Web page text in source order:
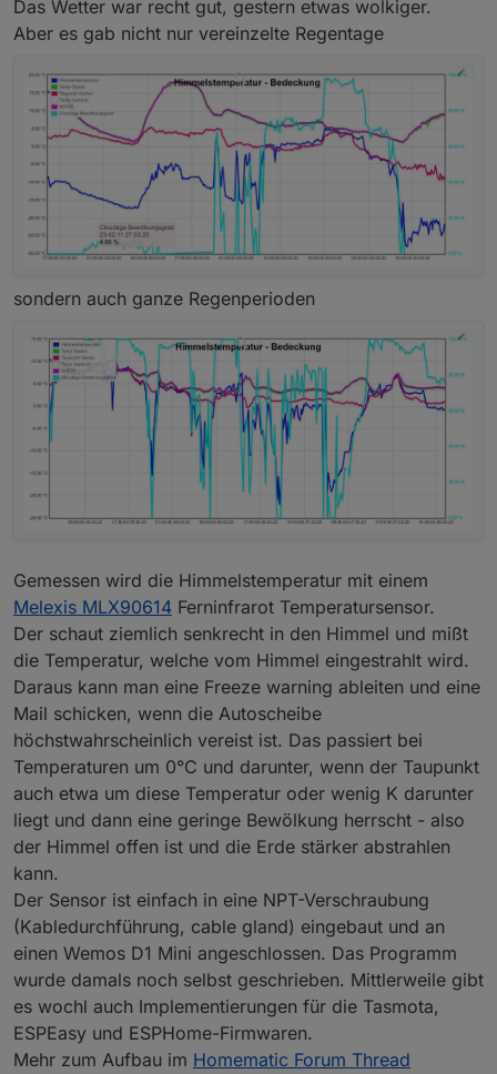
Das Wetter war recht gut, gestern etwas wolkiger.
Aber es gab nicht nur vereinzelte Regentage
sondern auch ganze Regenperioden
Gemessen wird die Himmelstemperatur mit einem
Melexis MLX90614 Ferninfrarot Temperatursensor.
Der schaut ziemlich senkrecht in den Himmel und mißt
die Temperatur, welche vom Himmel eingestrahlt wird.
Daraus kann man eine Freeze warning ableiten und eine
Mail schicken, wenn die Autoscheibe
höchstwahrscheinlich vereist ist. Das passiert bei
Temperaturen um 0°C und darunter, wenn der Taupunkt
auch etwa um diese Temperatur oder wenig K darunter
liegt und dann eine geringe Bewölkung herrscht - also
der Himmel offen ist und die Erde stärker abstrahlen
kann.
Der Sensor ist einfach in eine NPT-Verschraubung
(Kabledurchführung, cable gland) eingebaut und an
einen Wemos D1 Mini angeschlossen. Das Programm
wurde damals noch selbst geschrieben. Mittlerweile gibt
es wochl auch Implementierungen für die Tasmota,
ESPEasy und ESPHome-Firmwaren.
Mehr zum Aufbau im Homematic Forum Thread